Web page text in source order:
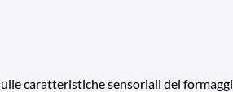
caratteristiche sensoriali dei formaggi